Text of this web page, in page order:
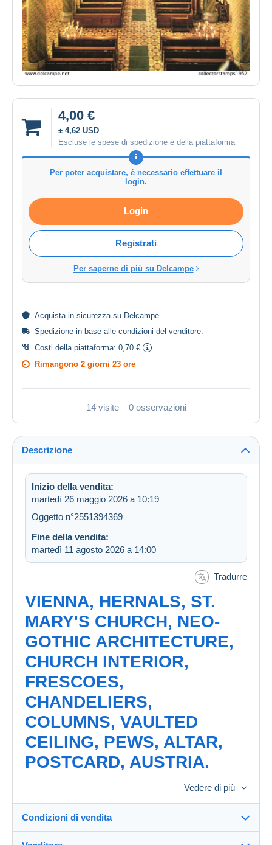
4,00 €
± 4,62 USD
Escluse le spese di spedizione e della piattaforma
Per poter acquistare, è necessario effettuare il
login.
Login
Registrati
Per saperne di più su Delcampe
Acquista in sicurezza su Delcampe
Spedizione in base alle condizioni del venditore
Costi della piattaforma: 0,70 €
Rimangono 2 giorni 23 ore
14 visite 0 osservazioni
Descrizione
Inizio della vendita:
martedì 26 maggio 2026 a 10:19
Oggetto n°2551394369
Fine della vendita:
martedì 11 agosto 2026 a 14:00
Tradurre
VIENNA, HERNALS, ST.
MARY'S CHURCH, NEO-
GOTHIC ARCHITECTURE,
CHURCH INTERIOR,
FRESCOES,
CHANDELIERS,
COLUMNS, VAULTED
CEILING, PEWS, ALTAR,
POSTCARD, AUSTRIA.
UNCIRCULATED. USED
POSTCARD. STAINED.
Vedere di più
Condizioni di vendita